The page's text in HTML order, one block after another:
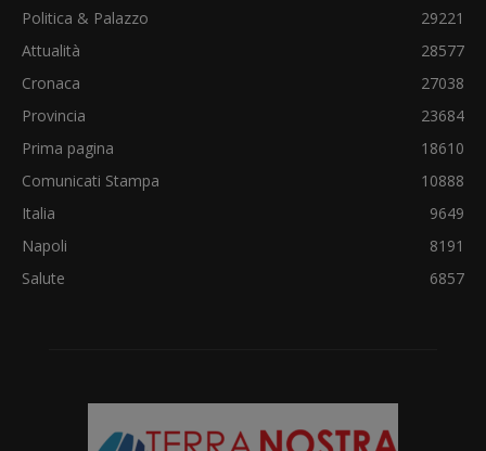
Politica & Palazzo
29221
Attualità
28577
Cronaca
27038
Provincia
23684
Prima pagina
18610
Comunicati Stampa
10888
Italia
9649
Napoli
8191
Salute
6857